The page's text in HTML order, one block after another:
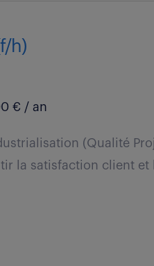
h)
€ / an
(Qualité
la satisfaction client et